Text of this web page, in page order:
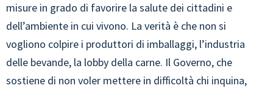
misure in grado di favorire la salute dei cittadini e
dell’ambiente in cui vivono. La verità è che non si
vogliono colpire i produttori di imballaggi, l’industria
delle bevande, la lobby della carne. Il Governo, che
sostiene di non voler mettere in difficoltà chi inquina,